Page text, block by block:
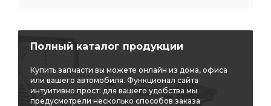
Полный каталог продукции
Купить запчасти вы можете онлайн из дома, офиса
или вашего автомобиля. Функционал сайта
интуитивно прост: для вашего удобства мы
предусмотрели несколько способов заказа